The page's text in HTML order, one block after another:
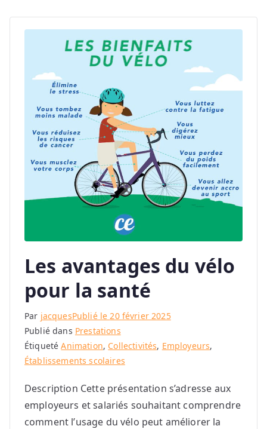
Les avantages du vélo
pour la santé
Par jacquesPublié le20 février 2025
Publié dans Prestations
ÉtiquetéAnimation, Collectivités, Employeurs,
Établissements scolaires
Description Cette présentation s’adresse aux
employeurs et salariés souhaitant comprendre
comment l’usage du vélo peut améliorer la